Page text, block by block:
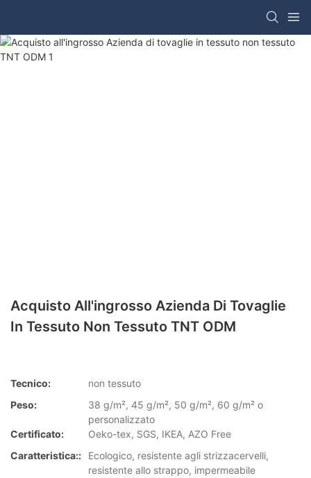
Acquisto All'ingrosso Azienda Di Tovaglie
In Tessuto Non Tessuto TNT ODM
Tecnico:
non tessuto
Peso:
38 g/m², 45 g/m², 50 g/m², 60 g/m² o
personalizzato
Certificato:
Oeko-tex, SGS, IKEA, AZO Free
Caratteristica::
Ecologico, resistente agli strizzacervelli,
resistente allo strappo, impermeabile